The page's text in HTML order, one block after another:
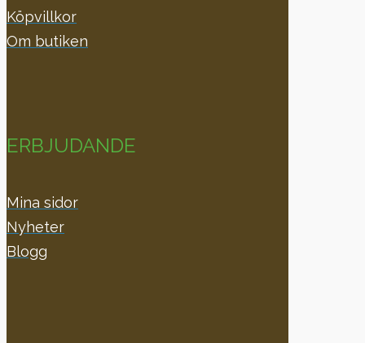
Köpvillkor
Om butiken
ERBJUDANDE
Mina sidor
Nyheter
Blogg